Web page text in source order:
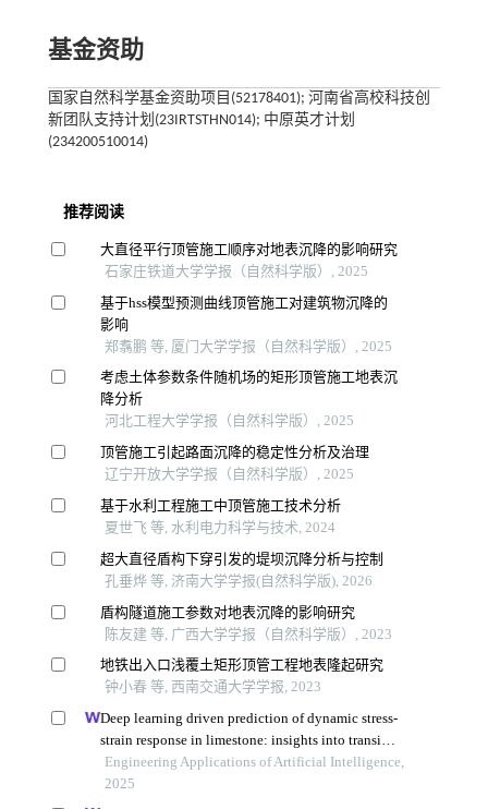
基金资助
国家自然科学基金资助项目(52178401); 河南省高校科技创
新团队支持计划(23IRTSTHN014); 中原英才计划
(234200510014)